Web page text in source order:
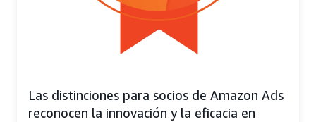
Las distinciones para socios de Amazon Ads
reconocen la innovación y la eficacia en